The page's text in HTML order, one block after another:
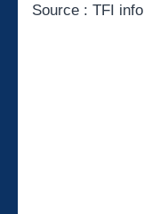
Source : TFI info